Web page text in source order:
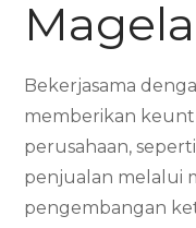
Bekerjasama
memberikan
perusahaan,
penjualan melalui
pengembangan